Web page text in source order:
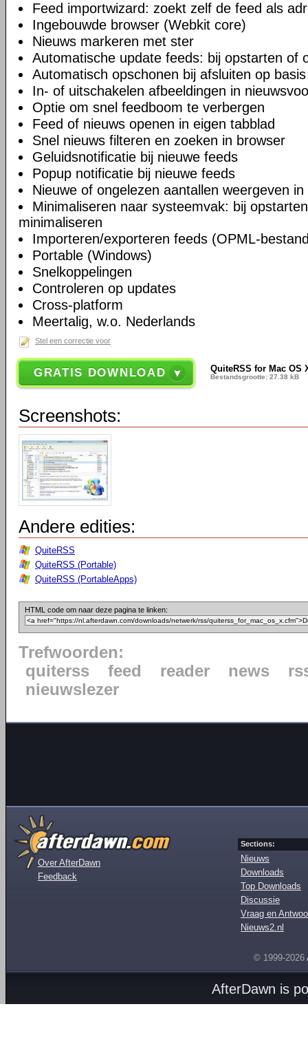
Feed importwizard: zoekt zelf de feed als
Ingebouwde browser (Webkit core)
Nieuws markeren met ster
Automatische update feeds: bij opstarten of
Automatisch opschonen bij afsluiten op
In- of uitschakelen afbeeldingen in
Optie om snel feedboom te verbergen
Feed of nieuws openen in eigen tabblad
Snel nieuws filteren en zoeken in browser
Geluidsnotificatie bij nieuwe feeds
Popup notificatie bij nieuwe feeds
Nieuwe of ongelezen aantallen weergeven
Minimaliseren naar systeemvak: bij
minimaliseren
Importeren/exporteren feeds (OPML-
Portable (Windows)
Snelkoppelingen
Controleren op updates
Cross-platform
Meertalig, w.o. Nederlands
Stel een correctie voor
GRATIS DOWNLOAD QuiteRSS for Mac OS
Bestandsgrootte: 27.38 kB
Screenshots:
Andere edities:
QuiteRSS
QuiteRSS (Portable)
QuiteRSS (PortableApps)
HTML code om naar deze pagina te linken:
Trefwoorden:
quiterss
feed reader news
nieuwslezer
Over AfterDawn
Feedback
Sections:
Nieuws
Downloads
Top Downloads
Discussie
Vraag en
Nieuws2.nl
© 1999-2026
AfterDawn is